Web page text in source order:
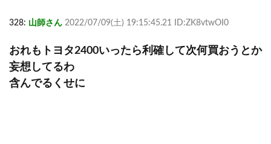
328: 山師さん 2022/07/09(土) 19:15:45.21 ID:ZK8vtwOI0
おれもトヨタ2400いったら利確して次何買おうとか
妄想してるわ
含んでるくせに